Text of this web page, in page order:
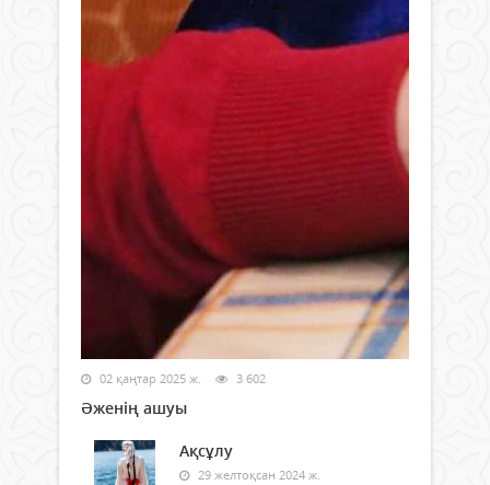
02 қаңтар 2025 ж. 3 602
Әженің ашуы
Ақсұлу
29 желтоқсан 2024 ж.